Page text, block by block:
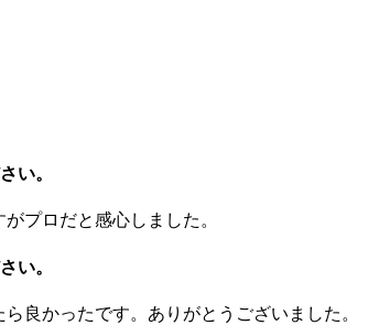
い。
プロだと感心しました。
い。
良かったです。ありがとうございました。